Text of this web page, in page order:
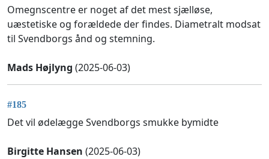
Omegnscentre er noget af det mest sjælløse,
uæstetiske og forældede der findes. Diametralt modsat
til Svendborgs ånd og stemning.
Mads Højlyng (2025-06-03)
#185
Det vil ødelægge Svendborgs smukke bymidte
Birgitte Hansen (2025-06-03)